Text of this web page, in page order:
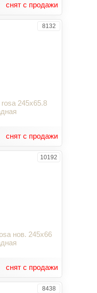
снят с продажи
8132
245x65.8
снят с продажи
10192
нов. 245x66
снят с продажи
8438